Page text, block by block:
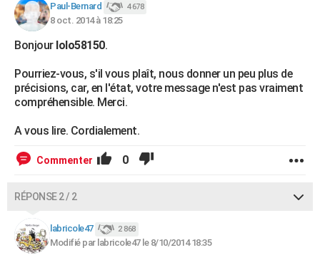
COPAINS D'AVANT
S'inscrire
Se connecter
Lycées
Collèges
Primaires
Universités
Entreprises
Service militaire
Avis de recherche
AVIS DE DÉCÈS
FORUM
Bricolage
Lifestyle
Culture
Sport
Auto
Television
Voyage
Cinema
Paul-Bernard 4 678
8 oct. 2014 à 18:25
Bonjour lolo58150.
Pourriez-vous, s'il vous plaît, nous donner un peu plus de
précisions, car, en l'état, votre message n'est pas vraiment
compréhensible. Merci.
A vous lire. Cordialement.
Commenter 0
RÉPONSE 2 / 2
labricole47 2 868
Modifié par labricole47 le 8/10/2014 18:35